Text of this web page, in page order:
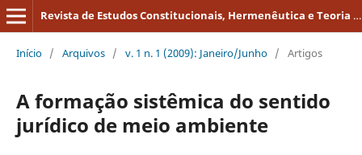
Revista de Estudos Constitucionais, Hermenêutica e Teoria do Direito
Início / Arquivos / v. 1 n. 1 (2009): Janeiro/Junho / Artigos
A formação sistêmica do sentido
jurídico de meio ambiente